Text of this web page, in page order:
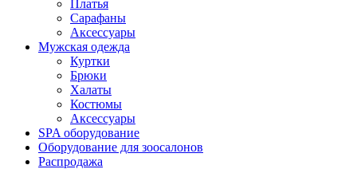
Платья
Сарафаны
Аксессуары
Мужская одежда
Куртки
Брюки
Халаты
Костюмы
Аксессуары
SPA оборудование
Оборудование для зоосалонов
Распродажа